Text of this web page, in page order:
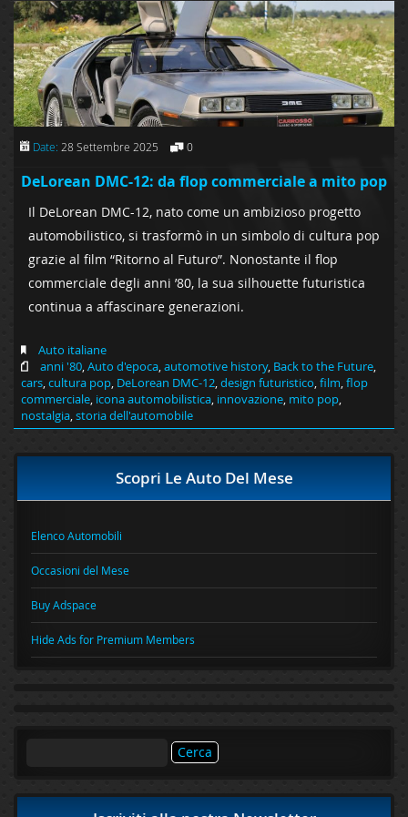
Date: 28 Settembre 2025 0
DeLorean DMC-12: da flop commerciale a mito pop
Il DeLorean DMC-12, nato come un ambizioso progetto
automobilistico, si trasformò in un simbolo di cultura pop
grazie al film “Ritorno al Futuro”. Nonostante il flop
commerciale degli anni ’80, la sua silhouette futuristica
continua a affascinare generazioni.
Auto italiane
anni '80,Auto d'epoca,automotive history, Back to the Future,
cars,cultura pop, DeLorean DMC-12,design futuristico,film,flop
commerciale, icona automobilistica, innovazione, mito pop,
nostalgia,storia dell'automobile
Scopri Le Auto Del Mese
Elenco Automobili
Occasioni del Mese
Buy Adspace
Hide Ads for Premium Members